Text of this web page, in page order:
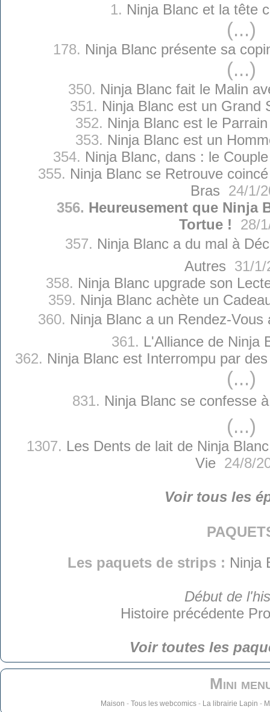
1. Ninja Blanc et la tête
(...)
178. Ninja Blanc présente sa
(...)
350. Ninja Blanc fait le Malin
351. Ninja Blanc est un Grand
352. Ninja Blanc est le
353. Ninja Blanc est un
354. Ninja Blanc, dans : le
355. Ninja Blanc se Retrouve
Bras 24/1/
356. Heureusement que Ninja
Tortue !
28/
357. Ninja Blanc a du mal à
Autres 31/1/
358. Ninja Blanc upgrade son
359. Ninja Blanc achète un
360. Ninja Blanc a un Rendez-Vous
361. L'Alliance de Ninja
362. Ninja Blanc est Interrompu par
(...)
831. Ninja Blanc se confesse à
(...)
1307. Les Dents de lait de Ninja
Vie24/8/
Voir tous les
Les paquets de strips : Ninja
Début de
Histoire précédente
Voir toutes les
Mini
Maison - Tous les webcomics- La librairie Lapin -